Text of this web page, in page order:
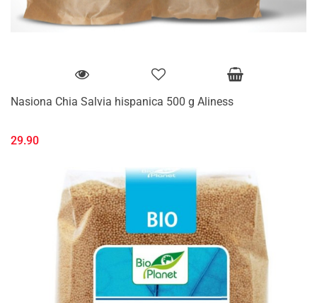
Nasiona Chia Salvia hispanica 500 g Aliness
29.90